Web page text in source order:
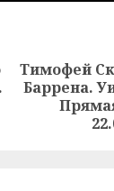
Предыдущая
запись:
Следующая
запись:
Тимофей
Баррена.